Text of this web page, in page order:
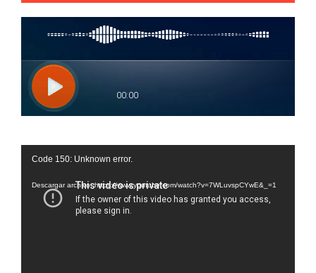
Reproductor
vídeo
Code 150: Unknown error.
Descargar archivo: https://www.youtube.com/watch?v=7WLuvspCYwE&_=1